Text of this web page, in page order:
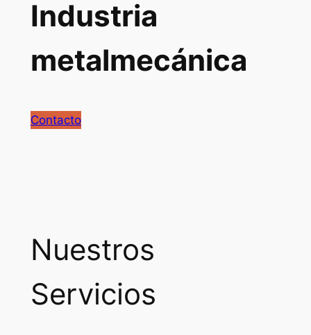
Industria
metalmecánica
Contacto
Nuestros
Servicios